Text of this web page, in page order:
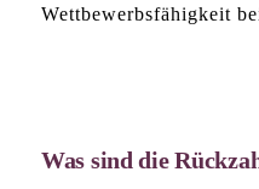
Wettbewerbsfähigkeit
Was sind die